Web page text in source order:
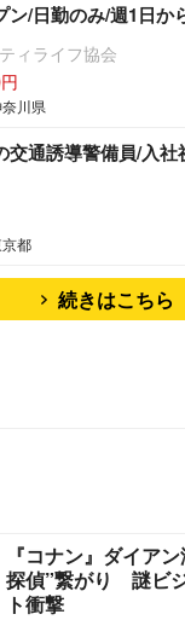
ン/日勤のみ/週1日か
ィライフ協会
川県
交通誘導警備員/入
都
続きはこちら
『コナン』ダイア
探偵”繋がり 謎ビ
ト衝撃